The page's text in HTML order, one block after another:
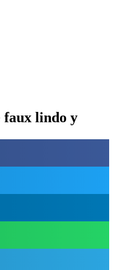
faux lindo y